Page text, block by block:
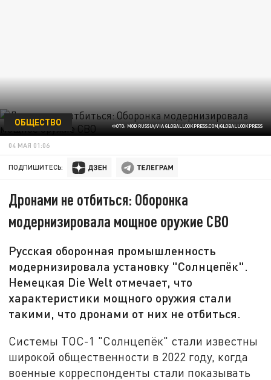
ФОТО: MOD RUSSIA/VIA GLOBALLOOKPRESS.COM/GLOBALLOOKPRESS
ОБЩЕСТВО
04 МАЯ 01:06
ПОДПИШИТЕСЬ:
Дронами не отбиться: Оборонка
модернизировала мощное оружие СВО
Русская оборонная промышленность
модернизировала установку "Солнцепёк".
Немецкая Die Welt отмечает, что
характеристики мощного оружия стали
такими, что дронами от них не отбиться.
Системы ТОС-1 "Солнцепёк" стали известны
широкой общественности в 2022 году, когда
военные корреспонденты стали показывать